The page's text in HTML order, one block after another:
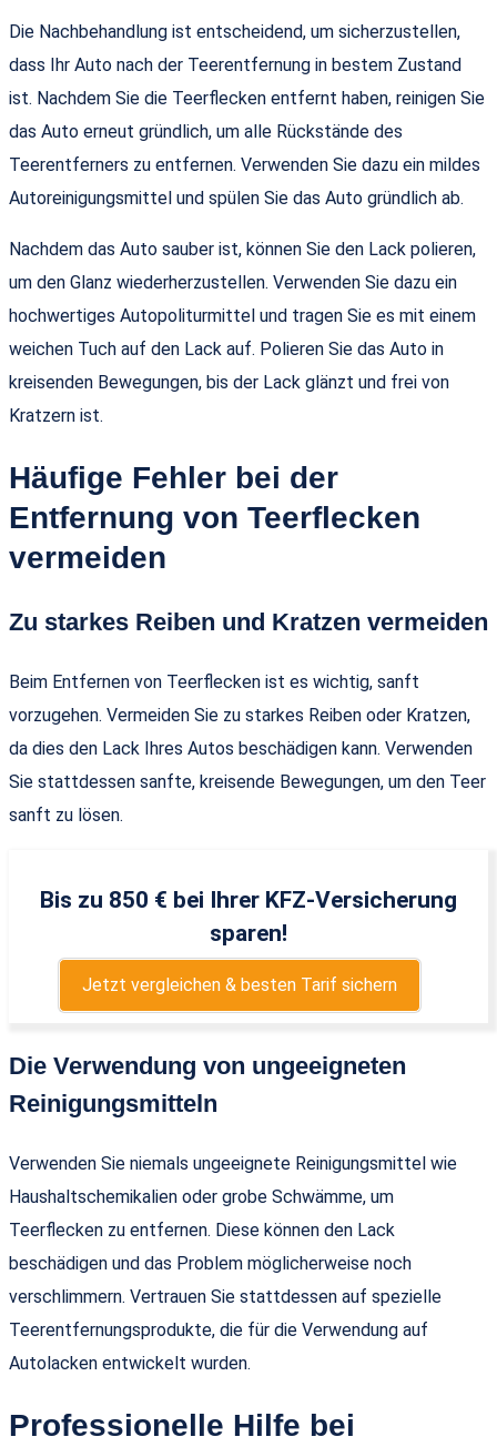
Die Nachbehandlung ist entscheidend, um sicherzustellen,
dass Ihr Auto nach der Teerentfernung in bestem Zustand
ist. Nachdem Sie die Teerflecken entfernt haben, reinigen Sie
das Auto erneut gründlich, um alle Rückstände des
Teerentferners zu entfernen. Verwenden Sie dazu ein mildes
Autoreinigungsmittel und spülen Sie das Auto gründlich ab.
Nachdem das Auto sauber ist, können Sie den Lack polieren,
um den Glanz wiederherzustellen. Verwenden Sie dazu ein
hochwertiges Autopoliturmittel und tragen Sie es mit einem
weichen Tuch auf den Lack auf. Polieren Sie das Auto in
kreisenden Bewegungen, bis der Lack glänzt und frei von
Kratzern ist.
Häufige Fehler bei der
Entfernung von Teerflecken
vermeiden
Zu starkes Reiben und Kratzen vermeiden
Beim Entfernen von Teerflecken ist es wichtig, sanft
vorzugehen. Vermeiden Sie zu starkes Reiben oder Kratzen,
da dies den Lack Ihres Autos beschädigen kann. Verwenden
Sie stattdessen sanfte, kreisende Bewegungen, um den Teer
sanft zu lösen.
Bis zu 850 € bei Ihrer KFZ-Versicherung
sparen!
Jetzt vergleichen & besten Tarif sichern
Die Verwendung von ungeeigneten
Reinigungsmitteln
Verwenden Sie niemals ungeeignete Reinigungsmittel wie
Haushaltschemikalien oder grobe Schwämme, um
Teerflecken zu entfernen. Diese können den Lack
beschädigen und das Problem möglicherweise noch
verschlimmern. Vertrauen Sie stattdessen auf spezielle
Teerentfernungsprodukte, die für die Verwendung auf
Autolacken entwickelt wurden.
Professionelle Hilfe bei